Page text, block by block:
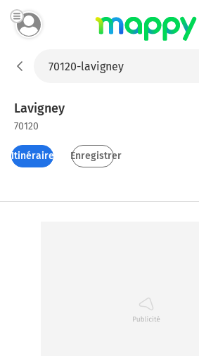
Lavigney
70120
Itinéraires Enregistrer